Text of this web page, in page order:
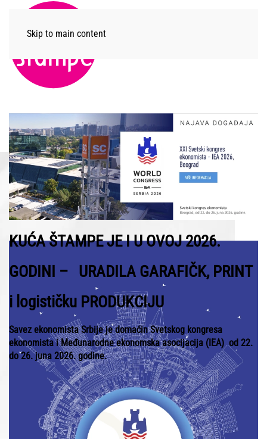
Skip to main content
KUĆA ŠTAMPE JE I U OVOJ 2026.
GODINI – URADILA GARAFIČK, PRINT
i logističku PRODUKCIJU
Savez ekonomista Srbije je domaćin Svetskog kongresa
ekonomista i Međunarodne ekonomska asocijacija (IEA) od 22.
do 26. juna 2026. godine.